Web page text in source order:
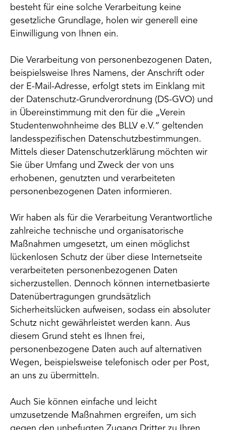
besteht für eine solche Verarbeitung keine
gesetzliche Grundlage, holen wir generell eine
Einwilligung von Ihnen ein.
Die Verarbeitung von personenbezogenen Daten,
beispielsweise Ihres Namens, der Anschrift oder
der E-Mail-Adresse, erfolgt stets im Einklang mit
der Datenschutz-Grundverordnung (DS-GVO) und
in Übereinstimmung mit den für die „Verein
Studentenwohnheime des BLLV e.V.“ geltenden
landesspezifischen Datenschutzbestimmungen.
Mittels dieser Datenschutzerklärung möchten wir
Sie über Umfang und Zweck der von uns
erhobenen, genutzten und verarbeiteten
personenbezogenen Daten informieren.
Wir haben als für die Verarbeitung Verantwortliche
zahlreiche technische und organisatorische
Maßnahmen umgesetzt, um einen möglichst
lückenlosen Schutz der über diese Internetseite
verarbeiteten personenbezogenen Daten
sicherzustellen. Dennoch können internetbasierte
Datenübertragungen grundsätzlich
Sicherheitslücken aufweisen, sodass ein absoluter
Schutz nicht gewährleistet werden kann. Aus
diesem Grund steht es Ihnen frei,
personenbezogene Daten auch auf alternativen
Wegen, beispielsweise telefonisch oder per Post,
an uns zu übermitteln.
Auch Sie können einfache und leicht
umzusetzende Maßnahmen ergreifen, um sich